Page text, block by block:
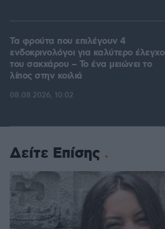
Τα φρούτα που επιλέγουν 4
ενδοκρινολόγοι για καλύτερο έλεγχο
του σακχάρου – Το ένα μειώνει το
λίπος στην κοιλιά
08.08.2026, 10:02
Δείτε Επίσης